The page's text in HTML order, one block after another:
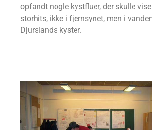
opfandt nogle kystfluer, der skulle
storhits, ikke i fjernsynet, men i
Djurslands kyster.